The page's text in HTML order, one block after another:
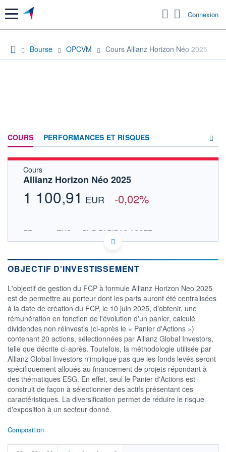
Menu Connexion
Bourse OPCVM Cours Allianz Horizon Néo 2025
COURS PERFORMANCES ET RISQUES
FORUM
Cours
Allianz Horizon Néo 2025
1 100,91 EUR -0,02%
FR001400TXG8 - BNP PARIBAS ASSET
MANAGEMENT Europe
Consulter le prospectus / DIC
28/11 07/04
1 000
1 050
1 100
1 150
CATÉGORIE MORNINGSTAR
Fonds à Capital Protégé
FONDS PARTENAIRES
TARIFS PRIVILÉGIÉS 0%
CTO BUSINESS
Non éligible Boursobank
OBJECTIF D'INVESTISSEMENT
L'objectif de gestion du FCP à formule Allianz Horizon Neo 2025
est de permettre au porteur dont les parts auront été centralisées
à la date de création du FCP, le 10 juin 2025, d'obtenir, une
rémunération en fonction de l'évolution d'un panier, calculé
dividendes non réinvestis (ci-après le « Panier d'Actions »)
contenant 20 actions, sélectionnées par Allianz Global Investors,
telle que décrite ci-après. Toutefois, la méthodologie utilisée par
Allianz Global Investors n'implique pas que les fonds levés seront
spécifiquement alloués au financement de projets répondant à
des thématiques ESG. En effet, seul le Panier d'Actions est
construit de façon à sélectionner des actifs présentant ces
caractéristiques. La diversification permet de réduire le risque
d'exposition à un secteur donné.
Composition